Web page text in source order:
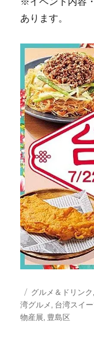
あります。
投
稿
日:
カ
テ
ゴ
グルメ＆ドリンク
湾グルメ, 台湾スイ
物産展, 豊島区